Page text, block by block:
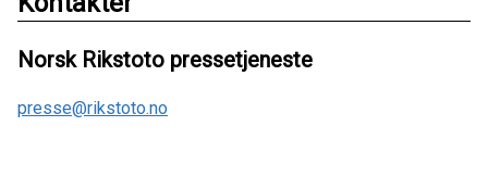
Norsk Rikstoto pressetjeneste
presse@rikstoto.no